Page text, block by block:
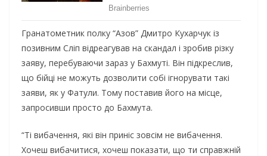
Гранатометник полку “Азов” Дмитро Кухарчук із
позивним Сліп відреагував на скандал і зробив різку
заяву, перебуваючи зараз у Бахмуті. Він підкреслив,
що бійці не можуть дозволити собі ігнорувати такі
заяви, як у Фатули. Тому поставив його на місце,
запросивши просто до Бахмута.
“Ті вибачення, які він приніс зовсім не вибачення.
Хочеш вибачитися, хочеш показати, що ти справжній